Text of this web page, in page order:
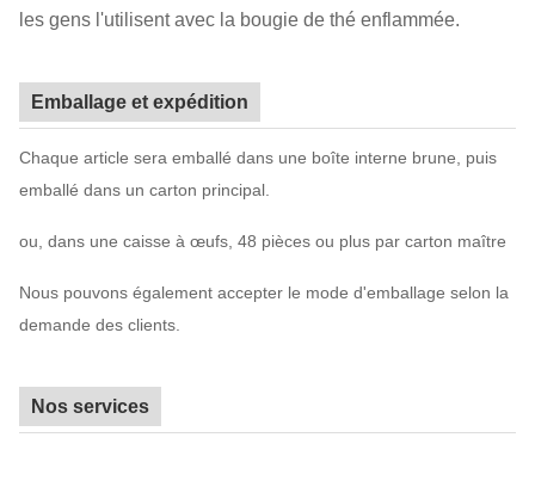
les gens l'utilisent avec la bougie de thé enflammée.
Emballage et expédition
Chaque article sera emballé dans une boîte interne brune, puis
emballé dans un carton principal.
ou, dans une caisse à œufs, 48 pièces ou plus par carton maître
Nous pouvons également accepter le mode d'emballage selon la
demande des clients.
Nos services